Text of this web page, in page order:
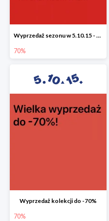
Wyprzedaż sezonu w 5.10.15 - cały asortyment -70%
70%
Wyprzedaż kolekcji do -70%
70%